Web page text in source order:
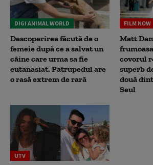
DIGI ANIMAL WORLD
Descoperirea făcută de o
femeie după ce a salvat un
câine care urma sa fie
eutanasiat. Patrupedul are
o rasă extrem de rară
FILM NOW
Matt
covorul
superb
două
Seul
UTV